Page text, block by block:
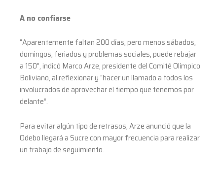
A no confiarse
“Aparentemente faltan 200 días, pero menos sábados,
domingos, feriados y problemas sociales, puede rebajar
a 150”, indicó Marco Arze, presidente del Comité Olímpico
Boliviano, al reflexionar y “hacer un llamado a todos los
involucrados de aprovechar el tiempo que tenemos por
delante”.
Para evitar algún tipo de retrasos, Arze anunció que la
Odebo llegará a Sucre con mayor frecuencia para realizar
un trabajo de seguimiento.